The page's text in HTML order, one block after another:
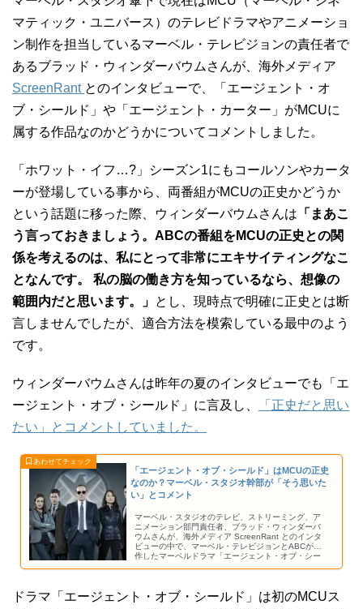
マティック・ユニバース）のテレビドラマやアニメーショ
ン制作を担当しているマーベル・テレビジョンの責任者で
あるブラッド・ウィンダーバウムさんが、海外メディア
ScreenRant とのインタビューで、「エージェント・オ
ブ・シールド」や「エージェント・カーター」がMCUに
属する作品なのかどうかについてコメントしました。
「ホワット・イフ…?」シーズン1にもコールソンやカータ
ーが登場している事から、両番組がMCUの正史かどうか
という話題に移った際、ウィンダーバウムさんは 「まあこ
う言っておきましょう。ABCの番組をMCUの正史との関
係を考えるのは、私にとって非常にエキサイティングなこ
となんです。 私の脳の働き方を知っているなら、想像の
範囲内だと思います。」
とし、現時点で明確に正史とは断
言しませんでしたが、適合方法を模索している最中のよう
です。
ウィンダーバウムさんは昨年の夏のインタビューでも「エ
ージェント・オブ・シールド」に言及し、
「正史だと思い
たい」とコメントしていました。
「エージェント・オブ・シールド」はMCUの正史
なのか？マーベル・スタジオ幹部が「そう思いた
い」とコメント
マーベル・スタジオのテレビ、ストリーミング、ア
ニメーション部門責任者、ブラッド・ウィンダーバ
ウムさんが、海外メディア ScreenRant とのインタ
ビューの中で、マーベル・テレビジョンとABCが制
作したマーベルドラマ「エージェント・オブ・シー
ドラマ「エージェント・オブ・シールド」は初のMCUス